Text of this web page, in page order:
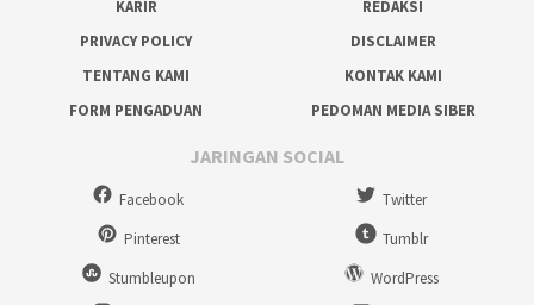
KARIR
REDAKSI
PRIVACY POLICY
DISCLAIMER
TENTANG KAMI
KONTAK KAMI
FORM PENGADUAN
PEDOMAN MEDIA SIBER
JARINGAN SOCIAL
Facebook
Twitter
Pinterest
Tumblr
Stumbleupon
WordPress